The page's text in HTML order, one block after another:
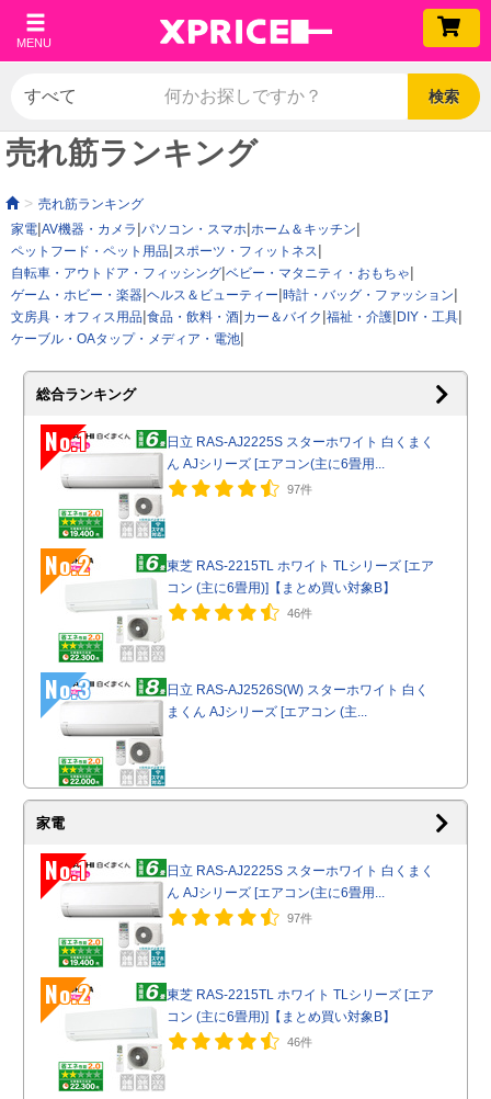
MENU
検索
売れ筋ランキング
売れ筋ランキング
家電 AV機器・カメラ パソコン・スマホ ホーム＆キッチン
ペットフード・ペット用品 スポーツ・フィットネス
自転車・アウトドア・フィッシング ベビー・マタニティ・おもちゃ
ゲーム・ホビー・楽器 ヘルス＆ビューティー 時計・バッグ・ファッション
文房具・オフィス用品 食品・飲料・酒 カー＆バイク 福祉・介護 DIY・工具
ケーブル・OAタップ・メディア・電池
総合ランキング
No.1
日立 RAS-AJ2225S スターホワイト 白くまく
ん AJシリーズ [エアコン(主に6畳用...
97件
No.2
東芝 RAS-2215TL ホワイト TLシリーズ [エア
コン (主に6畳用)]【まとめ買い対象B】
46件
No.3
日立 RAS-AJ2526S(W) スターホワイト 白く
まくん AJシリーズ [エアコン (主...
家電
No.1
日立 RAS-AJ2225S スターホワイト 白くまく
ん AJシリーズ [エアコン(主に6畳用...
97件
No.2
東芝 RAS-2215TL ホワイト TLシリーズ [エア
コン (主に6畳用)]【まとめ買い対象B】
46件